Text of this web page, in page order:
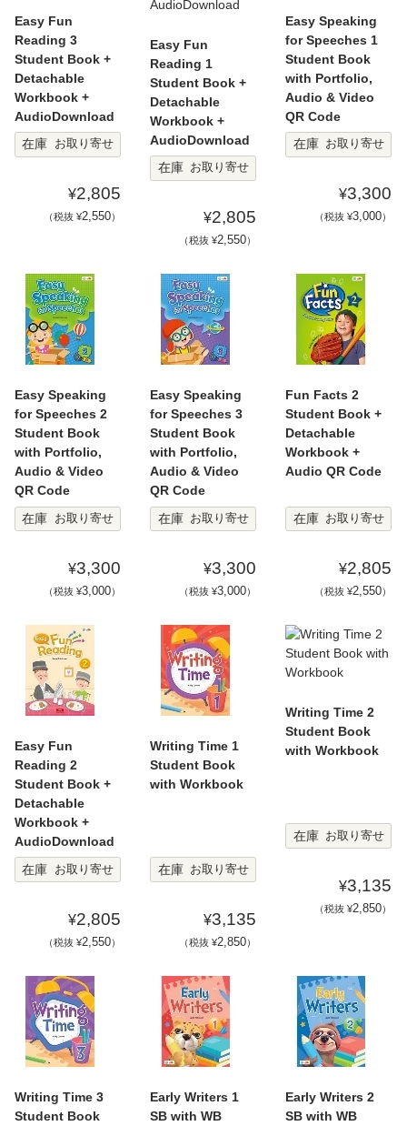
Easy Fun
Reading 3
Student Book +
Detachable
Workbook +
AudioDownload
在庫
お取り寄せ
¥2,805
（税抜 ¥2,550）
Easy Fun
Reading 1
Student Book +
Detachable
Workbook +
AudioDownload
在庫
お取り寄せ
¥2,805
（税抜 ¥2,550）
Easy Speaking
for Speeches 1
Student Book
with Portfolio,
Audio & Video
QR Code
在庫
お取り寄せ
¥3,300
（税抜 ¥3,000）
Easy Speaking
for Speeches 2
Student Book
with Portfolio,
Audio & Video
QR Code
在庫
お取り寄せ
¥3,300
（税抜 ¥3,000）
Easy Speaking
for Speeches 3
Student Book
with Portfolio,
Audio & Video
QR Code
在庫
お取り寄せ
¥3,300
（税抜 ¥3,000）
Fun Facts 2
Student Book +
Detachable
Workbook +
Audio QR Code
在庫 お取り寄せ
¥2,805
（税抜 ¥2,550）
Easy Fun
Reading 2
Student Book +
Detachable
Workbook +
AudioDownload
在庫
お取り寄せ
¥2,805
（税抜 ¥2,550）
Writing Time 1
Student Book
with Workbook
在庫 お取り寄せ
¥3,135
（税抜 ¥2,850）
Writing Time 2
Student Book
with Workbook
在庫 お取り寄せ
¥3,135
（税抜 ¥2,850）
Writing Time 3
Student Book
Early Writers 1
SB with WB
Early Writers 2
SB with WB